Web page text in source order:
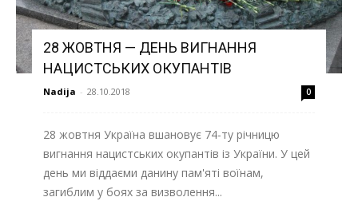
28 ЖОВТНЯ — ДЕНЬ ВИГНАННЯ
НАЦИСТСЬКИХ ОКУПАНТІВ
Nadija - 28.10.2018 0
28 жовтня Україна вшановує 74-ту річницю
вигнання нацистських окупантів із України. У цей
день ми віддаєми данину пам'яті воїнам,
загиблим у боях за визволення...